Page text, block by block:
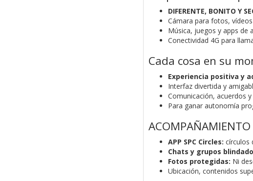
DIFERENTE, BONITO Y
Cámara para fotos,
Música, juegos y apps de
Conectividad 4G para
Cada cosa en su
Experiencia positiva y
Interfaz divertida y
Comunicación, acuerdos
Para ganar autonomía
APP SPC Circles: círculos
Chats y grupos
Fotos protegidas: Ni
Ubicación, contenidos